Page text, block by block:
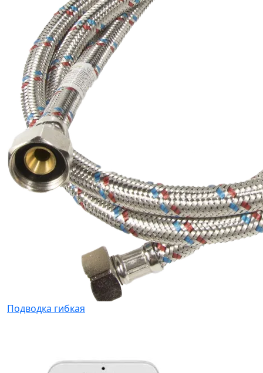
Подводка гибкая